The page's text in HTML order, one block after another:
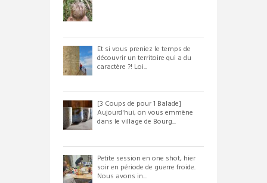
Et si vous preniez le temps de
découvrir un territoire qui a du
caractère ?! Loi...
[3 Coups de pour 1 Balade]
Aujourd'hui, on vous emmène
dans le village de Bourg...
Petite session en one shot, hier
soir en période de guerre froide.
Nous avons in...